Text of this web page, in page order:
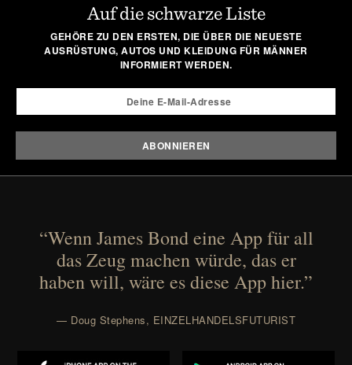
Auf die schwarze Liste
GEHÖRE ZU DEN ERSTEN, DIE ÜBER DIE NEUESTE
AUSRÜSTUNG, AUTOS UND KLEIDUNG FÜR MÄNNER
INFORMIERT WERDEN.
“Wenn James Bond eine App für all
das Zeug machen würde, das er
haben will, wäre es diese App hier.”
— Doug Stephens, EINZELHANDELSFUTURIST